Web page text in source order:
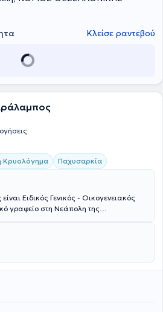
ραντεβού ενώ οι Κυριακές μόνο για
επικοινωνίας με τον γιατρό.
Κλείσε ραντεβού
Κρυολόγημα Παχυσαρκία
είναι Ειδικός Γενικός - Οικογενειακός
γραφείο στη Νεάπολη της
μετεκπαίδευση στην
την αντιμετώπιση του σακχαρώδους
- αθηρωμάτωσης, της αρτηριακής
καθώς και με οξείες λοιμώξεις
με ωτοσκόπιο, καρδιογράφους,
(HBA1C), λιπιδίων και άλλα.